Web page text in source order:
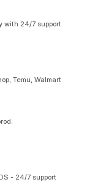
with 24/7 support
Temu, Walmart
- 24/7 support